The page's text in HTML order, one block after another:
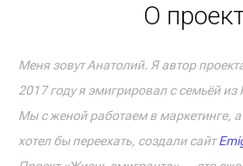
О
Меня зовут Анатолий. Я автор
2017 году я эмигрировал с семьёй
Мы с женой работаем в маркетинге,
хотел бы переехать, создали сайт